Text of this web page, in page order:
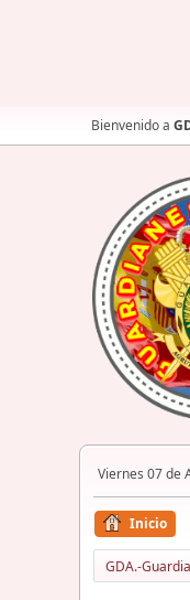
Bienvenido a
Viernes 07 de
Inicio
GDA.-